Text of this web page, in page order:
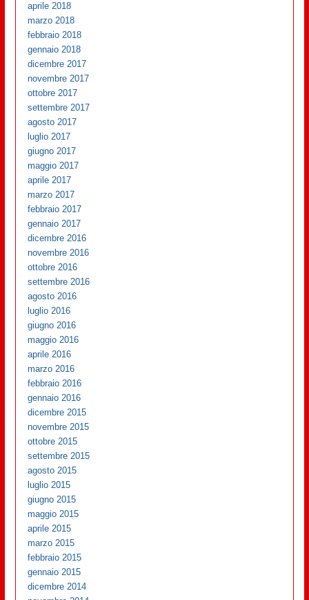
aprile 2018
marzo 2018
febbraio 2018
gennaio 2018
dicembre 2017
novembre 2017
ottobre 2017
settembre 2017
agosto 2017
luglio 2017
giugno 2017
maggio 2017
aprile 2017
marzo 2017
febbraio 2017
gennaio 2017
dicembre 2016
novembre 2016
ottobre 2016
settembre 2016
agosto 2016
luglio 2016
giugno 2016
maggio 2016
aprile 2016
marzo 2016
febbraio 2016
gennaio 2016
dicembre 2015
novembre 2015
ottobre 2015
settembre 2015
agosto 2015
luglio 2015
giugno 2015
maggio 2015
aprile 2015
marzo 2015
febbraio 2015
gennaio 2015
dicembre 2014